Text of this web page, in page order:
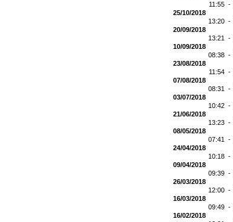
11:55 -
25/10/2018
13:20 -
20/09/2018
13:21 -
10/09/2018
08:38 -
23/08/2018
11:54 -
07/08/2018
08:31 -
03/07/2018
10:42 -
21/06/2018
13:23 -
08/05/2018
07:41 -
24/04/2018
10:18 -
09/04/2018
09:39 -
26/03/2018
12:00 -
16/03/2018
09:49 -
16/02/2018